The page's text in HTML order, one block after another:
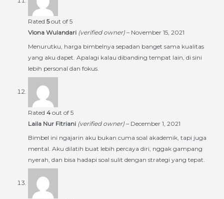
Rated 5out of 5
Viona Wulandari (verified owner) – November 15, 2021
Menurutku, harga bimbelnya sepadan banget sama kualitas
yang aku dapet. Apalagi kalau dibanding tempat lain, di sini
lebih personal dan fokus.
Rated 4 out of 5
Laila Nur Fitriani (verified owner) – December 1, 2021
Bimbel ini ngajarin aku bukan cuma soal akademik, tapi juga
mental. Aku dilatih buat lebih percaya diri, nggak gampang
nyerah, dan bisa hadapi soal sulit dengan strategi yang tepat.